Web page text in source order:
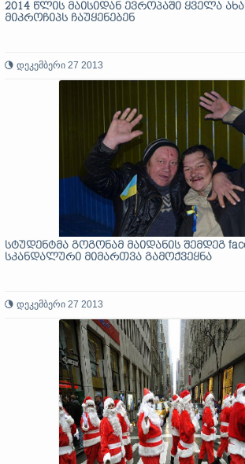
2014 წლის მაისიდან ევროპაში ყველა
მიკროჩიპს ჩაუყენებენ
დეკემბერი 27 2013
სტუდენტმა გოგონამ მაიდანის შემდეგ
სკანდალური მიმართვა გამოქვეყნა
დეკემბერი 27 2013